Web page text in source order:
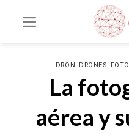
DRON DRONES
La
aérea y